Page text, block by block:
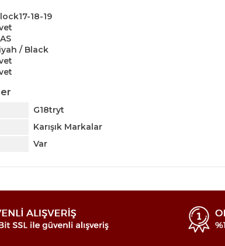
18-19
/ Black
G18tryt
Karışık Markalar
Var